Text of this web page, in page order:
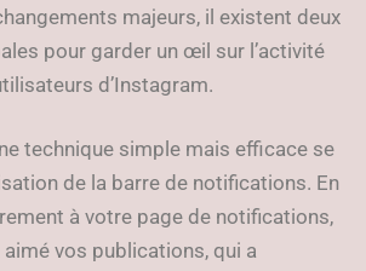
majeurs, il existent deux
pour garder un œil sur l’activité
d’Instagram.
technique simple mais efficace se
de la barre de notifications. En
à votre page de notifications,
vos publications, qui a